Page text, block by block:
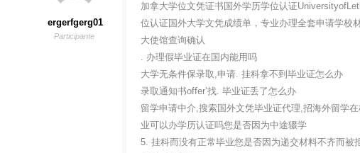
ergerfgerg01
Participante
加拿大学位文凭证书国外学历学位认证
位认证国外大学文凭成绩单，专业办理全套申请学校
大使馆查询确认
. 办理假毕业证在国内能用吗
大学无条件保录取,申请. 挂科拿不到毕业证怎么办
录取通知书offer’找. 毕业证丢了怎么办
留学申请中介,搜索国外文凭毕业证代理,招海外留学
业可以办学历认证吗您是否因为中途辍学
5. 挂科而没有正常毕业您是否因为递交材料不齐而